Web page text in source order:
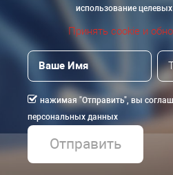
использование
Принять cookie и
нажимая "Отправить", вы
персональных данных
Отправить